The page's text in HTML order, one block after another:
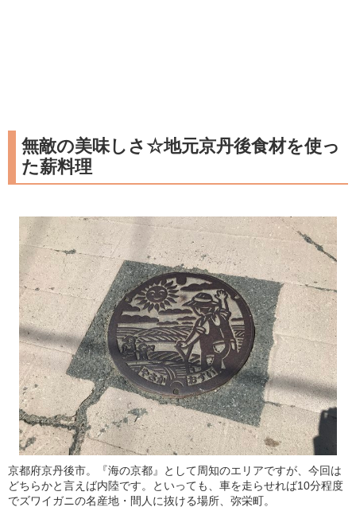
無敵の美味しさ☆地元京丹後食材を使っ
た薪料理
京都府京丹後市。『海の京都』として周知のエリアですが、今回は
どちらかと言えば内陸です。といっても、車を走らせれば10分程度
でズワイガニの名産地・間人に抜ける場所、弥栄町。